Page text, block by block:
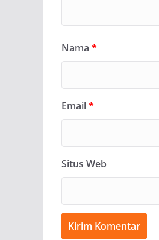
Nama *
Email*
Situs Web